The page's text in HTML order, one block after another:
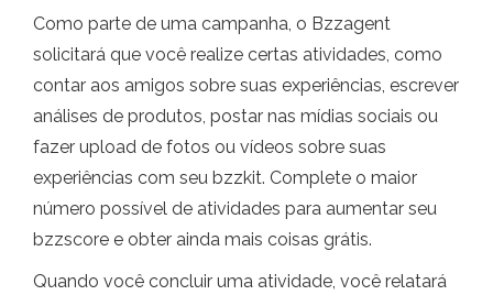
Como parte de uma campanha, o Bzzagent
solicitará que você realize certas atividades, como
contar aos amigos sobre suas experiências, escrever
análises de produtos, postar nas mídias sociais ou
fazer upload de fotos ou vídeos sobre suas
experiências com seu bzzkit. Complete o maior
número possível de atividades para aumentar seu
bzzscore e obter ainda mais coisas grátis.
Quando você concluir uma atividade, você relatará